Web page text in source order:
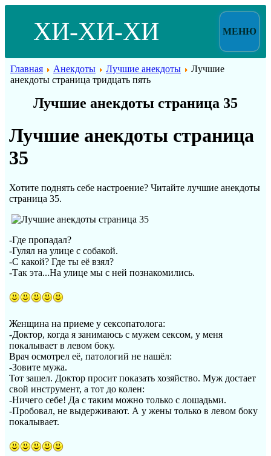
ХИ-ХИ-ХИ МЕНЮ
Главная Анекдоты Лучшие анекдоты
Лучшие
анекдоты страница тридцать пять
Лучшие анекдоты страница 35
Лучшие анекдоты страница
35
Хотите поднять себе настроение? Читайте лучшие анекдоты
страница 35.
-Где пропадал?
-Гулял на улице с собакой.
-С какой? Где ты её взял?
-Так эта...На улице мы с ней познакомились.
Женщина на приеме у сексопатолога:
-Доктор, когда я занимаюсь с мужем сексом, у меня
покалывает в левом боку.
Врач осмотрел её, патологий не нашёл:
-Зовите мужа.
Тот зашел. Доктор просит показать хозяйство. Муж достает
свой инструмент, а тот до колен:
-Ничего себе! Да с таким можно только с лошадьми.
-Пробовал, не выдерживают. А у жены только в левом боку
покалывает.